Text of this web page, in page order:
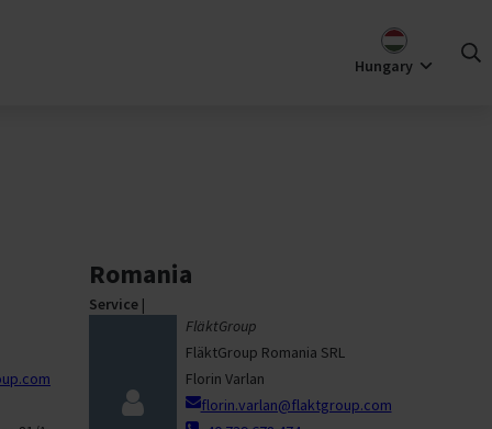
Hírek
Események
Kapcsolat
(Hungary)
Romania
Service|
FläktGroup
FläktGroup Romania SRL
Florin Varlan
florin.varlan@flaktgroup.com